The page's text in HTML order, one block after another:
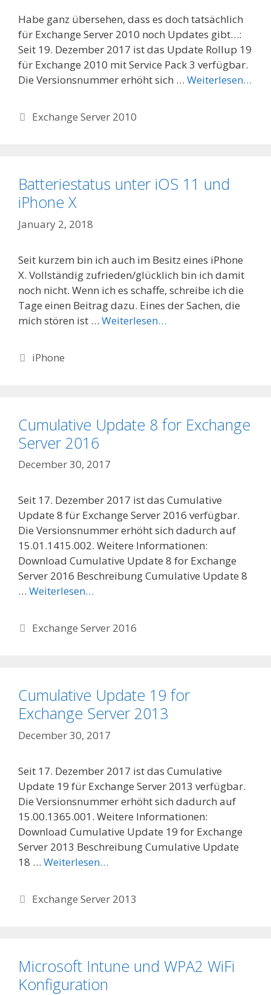
Habe ganz übersehen, dass es doch tatsächlich
für Exchange Server 2010 noch Updates gibt…:
Seit 19. Dezember 2017 ist das Update Rollup 19
für Exchange 2010 mit Service Pack 3 verfügbar.
Die Versionsnummer erhöht sich … Weiterlesen…
Categories
Exchange Server 2010
Batteriestatus unter iOS 11 und
iPhone X
January 2, 2018
Seit kurzem bin ich auch im Besitz eines iPhone
X. Vollständig zufrieden/glücklich bin ich damit
noch nicht. Wenn ich es schaffe, schreibe ich die
Tage einen Beitrag dazu. Eines der Sachen, die
mich stören ist … Weiterlesen…
Categories
iPhone
Cumulative Update 8 for Exchange
Server 2016
December 30, 2017
Seit 17. Dezember 2017 ist das Cumulative
Update 8 für Exchange Server 2016 verfügbar.
Die Versionsnummer erhöht sich dadurch auf
15.01.1415.002. Weitere Informationen:
Download Cumulative Update 8 for Exchange
Server 2016 Beschreibung Cumulative Update 8
… Weiterlesen…
Categories
Exchange Server 2016
Cumulative Update 19 for
Exchange Server 2013
December 30, 2017
Seit 17. Dezember 2017 ist das Cumulative
Update 19 für Exchange Server 2013 verfügbar.
Die Versionsnummer erhöht sich dadurch auf
15.00.1365.001. Weitere Informationen:
Download Cumulative Update 19 for Exchange
Server 2013 Beschreibung Cumulative Update
18 … Weiterlesen…
Categories
Exchange Server 2013
Microsoft Intune und WPA2 WiFi
Konfiguration